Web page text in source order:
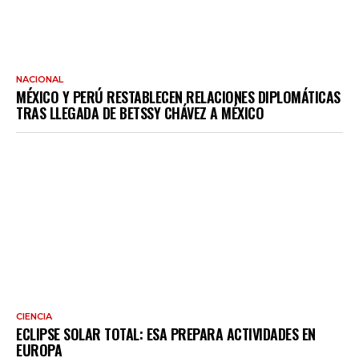
NACIONAL
MÉXICO Y PERÚ RESTABLECEN RELACIONES DIPLOMÁTICAS
TRAS LLEGADA DE BETSSY CHÁVEZ A MÉXICO
CIENCIA
ECLIPSE SOLAR TOTAL: ESA PREPARA ACTIVIDADES EN
EUROPA